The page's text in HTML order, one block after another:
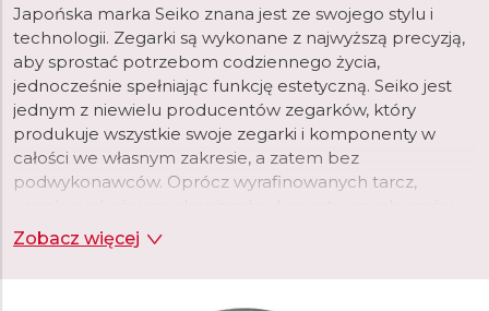
Japońska marka Seiko znana jest ze swojego stylu i
technologii. Zegarki są wykonane z najwyższą precyzją,
aby sprostać potrzebom codziennego życia,
jednocześnie spełniając funkcję estetyczną. Seiko jest
jednym z niewielu producentów zegarków, który
produkuje wszystkie swoje zegarki i komponenty w
całości we własnym zakresie, a zatem bez
podwykonawców. Oprócz wyrafinowanych tarcz,
Seiko produkuje we własnych fabrykach, na przykład
smary stosowane w zegarkach lub powłoki
luminescencyjne. Gwarantuje to maksymalną jakość
Zobacz więcej